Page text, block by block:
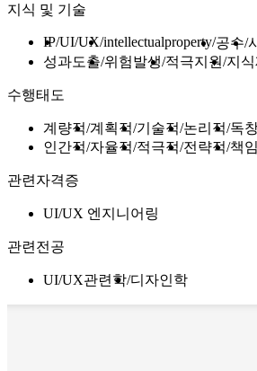
지식 및 기술
IP UI/UX intellectualproperty 공수
성과도출 위험발생 적극지원 지
수행태도
계량적 계획적 기술적 논리적 독
인간적 자율적 적극적 전략적 책
관련자격증
UI/UX 엔지니어링
관련전공
UI/UX관련학 디자인학